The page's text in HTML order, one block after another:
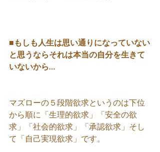
■もしも人生は思い通りになっていない
と思うならそれは本当の自分を生きて
いないから…
マズローの５段階欲求というのは下位
から順に「生理的欲求」「安全の欲
求」「社会的欲求」「承認欲求」そし
て「自己実現欲求」です。